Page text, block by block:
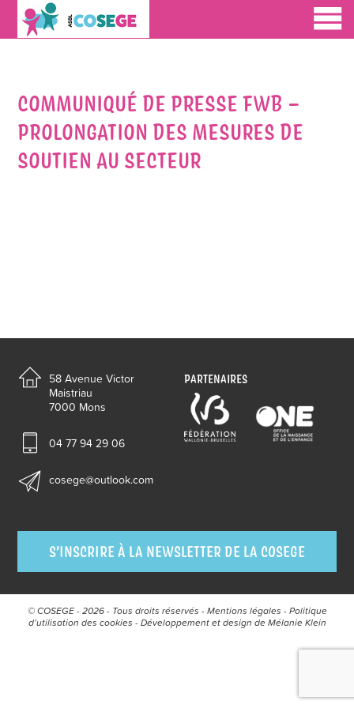
COMMUNIQUÉ DE PRESSE FWB –
PROLONGATION DES MESURES DE
SOUTIEN AU SECTEUR
58 Avenue Victor
Maistriau
7000 Mons
04 77 94 29 06
cosege@outlook.com
PARTENAIRES
S’INSCRIRE À LA NEWSLETTER DE LA COSEGE
© COSEGE - 2026 - Tous droits réservés - Mentions légales - Politique
d’utilisation des cookies - Développement et design deMélanie Klein